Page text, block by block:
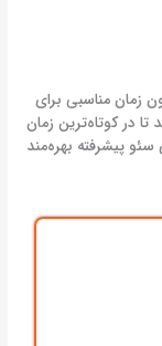
زمان مناسبی برای
تا در کوتاه‌ترین زمان
سئو پیشرفته بهره‌مند